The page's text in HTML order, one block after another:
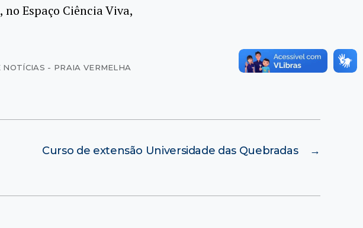
Espaço Ciência Viva,
NOTÍCIAS - PRAIA VERMELHA
→
Curso de extensão Universidade das Quebradas